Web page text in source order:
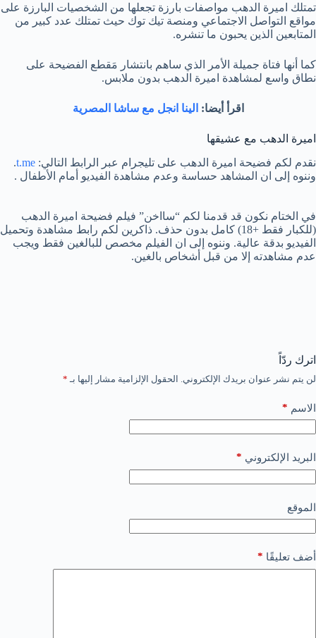
تمتلك اميرة الدهب مواصفات بارزة تجعلها من الشخصيات البارزة على
مواقع التواصل الاجتماعي ومنصة تيك توك حيث تمتلك عدد كبير من
المتابعين الذين يحبون ما تنشره.
كما أنها فتاة جميلة الأمر الذي ساهم بانتشار مَقطع الفضيحة على
نطاق واسع لمشاهدة اميرة الدهب بدون ملابس.
اقرأ أيضا: الينا انجل مع ساشا المصرية
اميرة الدهب مع عشيقها
نقدم لكم فضيحة اميرة الدهب على تليجرام عبر الرابط التالي: t.me
.
وننوه إلى ان المشاهد حساسة وعدم مشاهدة الفيديو أمام الأطفال .
في الختام نكون قد قدمنا لكم “سااخن” فيلم فضيحة اميرة الدهب
(للكبار فقط +18) كامل بدون حذف. ذاكرين لكم رابط مشاهدة وتحميل
الفيديو بدقة عالية. وننوه إلى ان الفيلم مخصص للبالغين فقط ويجب
عدم مشاهدته إلا من قبل أشخاص بالغين.
اترك ردّاً
لن يتم نشر عنوان بريدك الإلكتروني. الحقول الإلزامية مشار إليها بـ *
الاسم *
البريد الإلكتروني *
الموقع
أضف تعليقًا *